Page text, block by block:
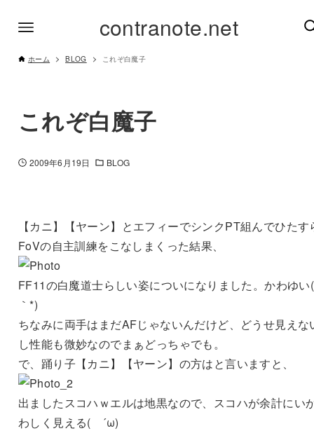
contranote.net
ホーム BLOG これぞ白魔子
これぞ白魔子
2009年6月19日 BLOG
【カニ】【ヤーン】とエフィーでシンクPT組んでひたす
FoVの自主訓練をこなしまくった結果、
FF11の白魔道士らしい姿についになりました。かわゆい
｀*)
ちなみに両手はまだAFじゃないんだけど、どうせ見えな
し性能も微妙なのでまぁどっちゃでも。
で、踊り子【カニ】【ヤーン】の方はと言いますと、
出ましたスコハｗエルは地黒なので、スコハが余計にい
わしく見える( ´ω)